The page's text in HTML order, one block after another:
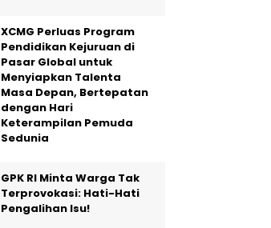
XCMG Perluas Program
Pendidikan Kejuruan di
Pasar Global untuk
Menyiapkan Talenta
Masa Depan, Bertepatan
dengan Hari
Keterampilan Pemuda
Sedunia
GPK RI Minta Warga Tak
Terprovokasi: Hati-Hati
Pengalihan Isu!